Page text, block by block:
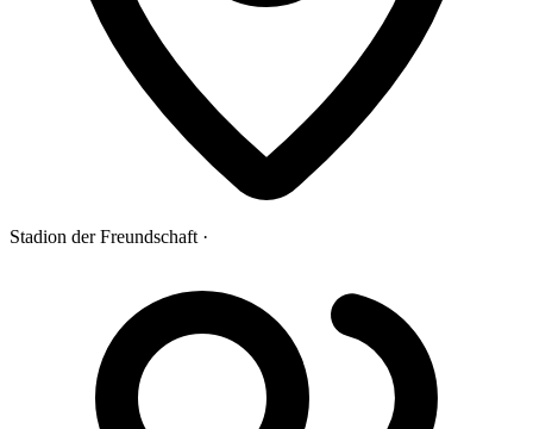
Stadion der Freundschaft ·